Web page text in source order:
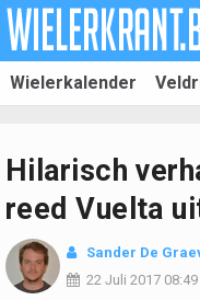
Wielerkalender
Hilarisch
reed Vuelta
Sander De
22 Juli 2017 08:49